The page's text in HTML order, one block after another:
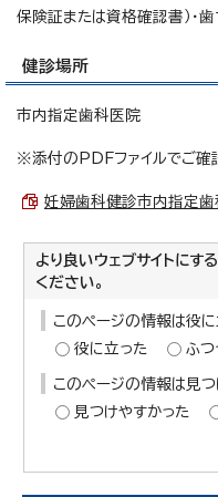
保険証または資格確認書）・歯
健診場所
市内指定歯科医院
※添付のPDFファイルでご確
妊婦歯科健診市内指定
より良いウェブサイトにす
ください。
このページの情報は役に
役に立った
ふつ
このページの情報は見
見つけやすかった